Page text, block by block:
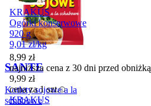
KRAKUS
Ogórki konserwowe
920 g
9,01 zł/kg
8,99 zł
najniższa cena z 30 dni przed obniżką
9,99 zł
cena za 1 szt.
KRAKUS
SANTE
Kotlety sojowe a la
schabowe